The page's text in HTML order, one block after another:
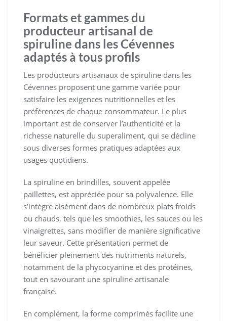
Formats et gammes du
producteur artisanal de
spiruline dans les Cévennes
adaptés à tous profils
Les producteurs artisanaux de spiruline dans les
Cévennes proposent une gamme variée pour
satisfaire les exigences nutritionnelles et les
préférences de chaque consommateur. Le plus
important est de conserver l’authenticité et la
richesse naturelle du superaliment, qui se décline
sous diverses formes pratiques adaptées aux
usages quotidiens.
La spiruline en brindilles, souvent appelée
paillettes, est appréciée pour sa polyvalence. Elle
s’intègre aisément dans de nombreux plats froids
ou chauds, tels que les smoothies, les sauces ou les
vinaigrettes, sans modifier de manière significative
leur saveur. Cette présentation permet de
bénéficier pleinement des nutriments naturels,
notamment de la phycocyanine et des protéines,
tout en savourant une spiruline artisanale
française.
En complément, la forme comprimés facilite une